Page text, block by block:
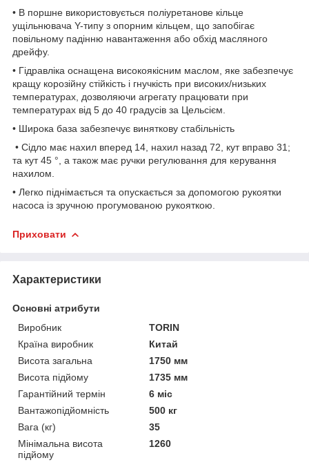
• В поршне використовується поліуретанове кільце
ущільнювача Y-типу з опорним кільцем, що запобігає
повільному падінню навантаження або обхід масляного
дрейфу.
• Гідравліка оснащена високоякісним маслом, яке забезпечує
кращу корозійну стійкість і гнучкість при високих/низьких
температурах, дозволяючи агрегату працювати при
температурах від 5 до 40 градусів за Цельсієм.
• Широка база забезпечує виняткову стабільність
• Сідло має нахил вперед 14, нахил назад 72, кут вправо 31;
та кут 45 °, а також має ручки регулювання для керування
нахилом.
• Легко піднімається та опускається за допомогою рукоятки
насоса із зручною прогумованою рукояткою.
Приховати
Характеристики
Основні атрибути
Виробник
TORIN
Країна виробник
Китай
Висота загальна
1750 мм
Висота підйому
1735 мм
Гарантійний термін
6 міс
Вантажопідйомність
500 кг
Вага (кг)
35
Мінімальна висота
підйому
1260